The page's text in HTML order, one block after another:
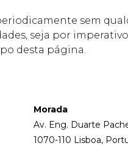
sem
seja por
desta página.
Morada
Av. Eng. Duarte
1070-110 Lisboa,